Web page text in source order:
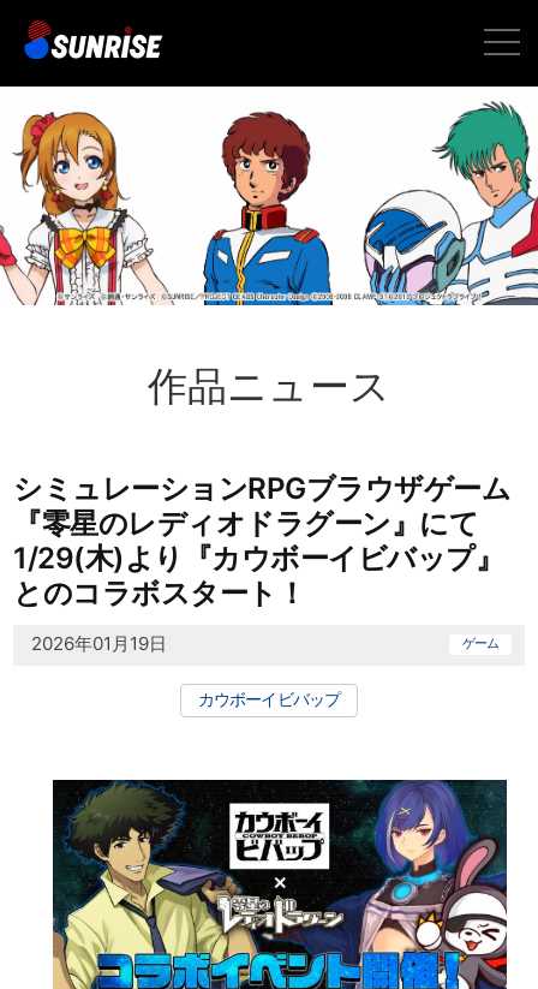
toggle
作品ニュース
シミュレーションRPGブラウザゲーム
『零星のレディオドラグーン』にて
1/29(木)より『カウボーイビバップ』
とのコラボスタート！
2026年01月19日 ゲーム
カウボーイビバップ